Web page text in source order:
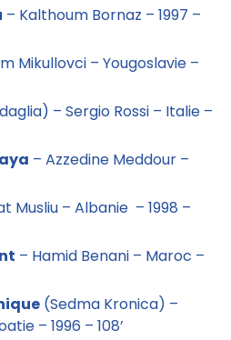
– Kalthoum Bornaz – 1997 –
Mikullovci – Yougoslavie –
– Sergio Rossi – Italie –
– Azzedine Meddour –
Musliu – Albanie – 1998 –
– Hamid Benani – Maroc –
(Sedma Kronica) –
– 1996 – 108’